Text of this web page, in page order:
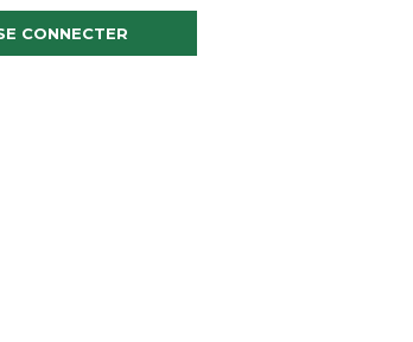
CONNECTER